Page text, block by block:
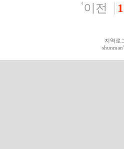
이전 1
지역로
shunman